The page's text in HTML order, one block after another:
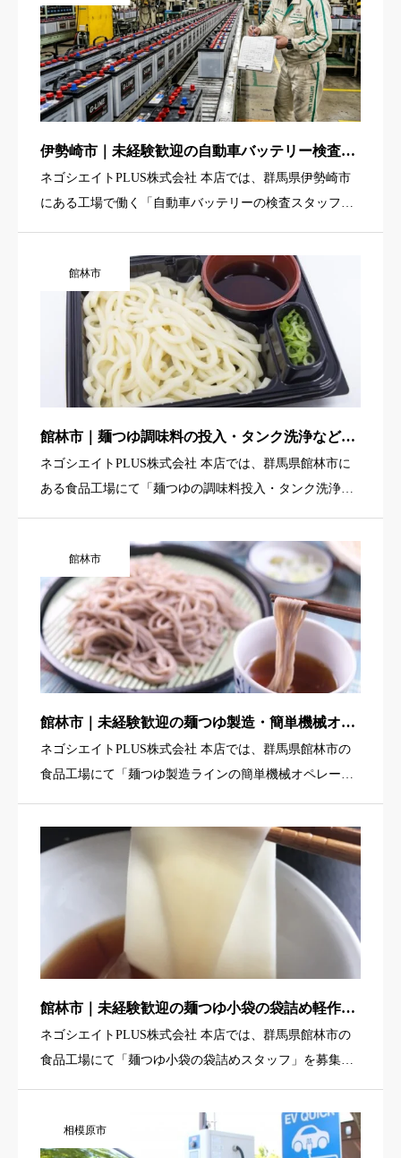
伊勢崎市｜未経験歓迎の自動車バッテリー検査ス
タッフ（日勤・土日祝休み・資格経験不問）
ネゴシエイトPLUS株式会社 本店では、群馬県伊勢崎市
にある工場で働く「自動車バッテリーの検査スタッフ」
車バッテリーの外観検査や電圧測定、測定結果の記録入
力などの検査業務 […]
館林市
館林市｜麺つゆ調味料の投入・タンク洗浄など食
品工場軽作業（未経験歓迎・早番メイン・駅チ
カ・寮あり）
ネゴシエイトPLUS株式会社 本店では、群馬県館林市に
ある食品工場にて「麺つゆの調味料投入・タンク洗浄な
用の機械に調味料を投入したり、使用後のタンクや機械
を洗浄したりと、 […]
館林市
館林市｜未経験歓迎の麺つゆ製造・簡単機械オペ
レーター（日勤・駅チカ・寮あり）
ネゴシエイトPLUS株式会社 本店では、群馬県館林市の
食品工場にて「麺つゆ製造ラインの簡単機械オペレータ
する機械を操作し、できあがった製品をコンテナに入れ
ていく作業が中心 […]
館林市｜未経験歓迎の麺つゆ小袋の袋詰め軽作業
（駅チカ・期間限定・寮あり）
ネゴシエイトPLUS株式会社 本店では、群馬県館林市の
食品工場にて「麺つゆ小袋の袋詰めスタッフ」を募集し
とめて入れていく、シンプルな軽作業が中心のお仕事で
す。 館林駅から […]
相模原市